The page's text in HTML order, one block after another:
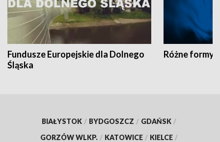
Fundusze Europejskie dla Dolnego
Śląska
Różne formy
BIAŁYSTOK / BYDGOSZCZ / GDAŃSK /
GORZÓW WLKP. / KATOWICE / KIELCE /